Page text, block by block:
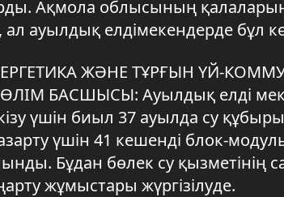
Ақмола облысының
ал ауылдық елдімекендерде бұл
ЖӘНЕ ТҰРҒЫН ҮЙ-
БАСШЫСЫ: Ауылдық елді
үшін биыл 37 ауылда су
үшін 41 кешенді блок-
Бұдан бөлек су қызметінің
жұмыстары жүргізілуде.